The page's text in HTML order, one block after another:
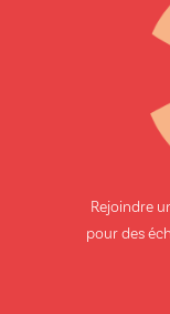
Rejoindre
pour des